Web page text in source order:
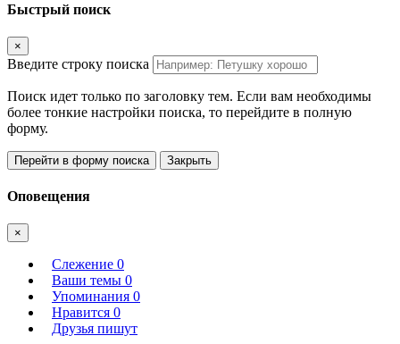
Быстрый поиск
×
Введите строку поиска
Поиск идет только по заголовку тем. Если вам необходимы
более тонкие настройки поиска, то перейдите в полную
форму.
Перейти в форму поиска Закрыть
Оповещения
×
Слежение 0
Ваши темы 0
Упоминания 0
Нравится 0
Друзья пишут